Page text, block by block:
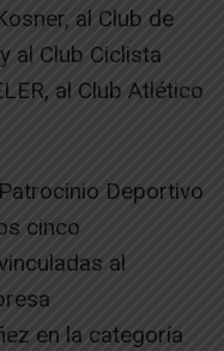
al Club de
al Club Ciclista
al Club Atlético
Deportivo
cinco
al
en la categoría